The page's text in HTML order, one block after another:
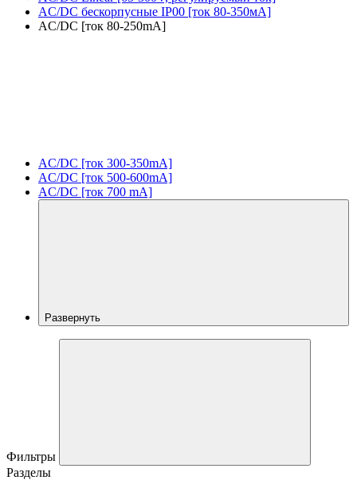
AC/DC бескорпусные IP00 [ток 80-350мА]
AC/DC [ток 80-250mA]
AC/DC [ток 300-350mA]
AC/DC [ток 500-600mA]
AC/DC [ток 700 mA]
Развернуть
Фильтры
Разделы